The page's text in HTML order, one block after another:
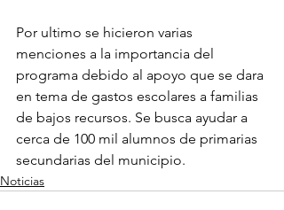
Por ultimo se hicieron varias
menciones a la importancia del
programa debido al apoyo que se dara
en tema de gastos escolares a familias
de bajos recursos. Se busca ayudar a
cerca de 100 mil alumnos de primarias
secundarias del municipio.
Noticias